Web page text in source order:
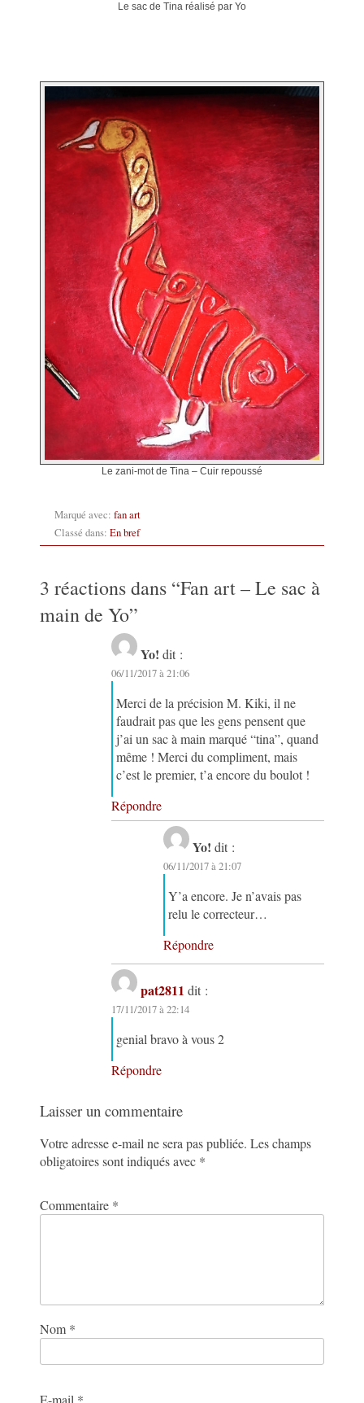
Le sac de Tina réalisé par Yo
Le zani-mot de Tina – Cuir repoussé
Marqué avec: fan art
Classé dans: En bref
3 réactions dans “Fan art – Le sac à
main de Yo”
Yo! dit :
06/11/2017 à 21:06
Merci de la précision M. Kiki, il ne
faudrait pas que les gens pensent que
j’ai un sac à main marqué “tina”, quand
même ! Merci du compliment, mais
c’est le premier, t’a encore du boulot !
Répondre
Yo! dit :
06/11/2017 à 21:07
Y’a encore. Je n’avais pas
relu le correcteur…
Répondre
pat2811 dit :
17/11/2017 à 22:14
genial bravo à vous 2
Répondre
Laisser un commentaire
Votre adresse e-mail ne sera pas publiée. Les champs
obligatoires sont indiqués avec *
Commentaire *
Nom *